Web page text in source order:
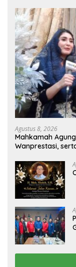
Agustus 8, 2026
Mahkamah
Wanprestasi,